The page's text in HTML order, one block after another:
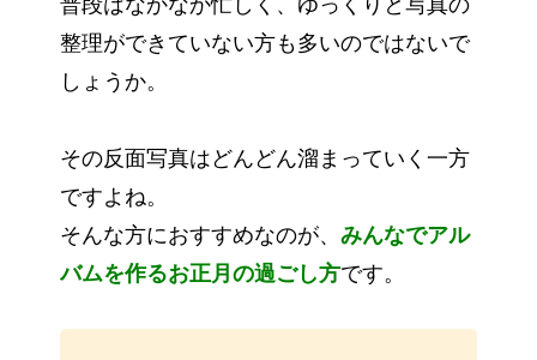
普段はなかなか忙しく、ゆっくりと写真の
整理ができていない方も多いのではないで
しょうか。
その反面写真はどんどん溜まっていく一方
ですよね。
そんな方におすすめなのが、 みんなでアル
バムを作るお正月の過ごし方です。